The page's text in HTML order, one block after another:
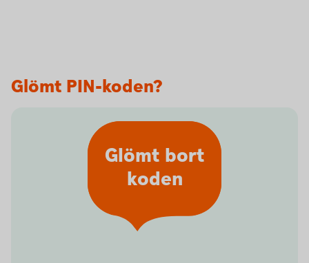
Glömt PIN-koden?
Glömt bort
koden